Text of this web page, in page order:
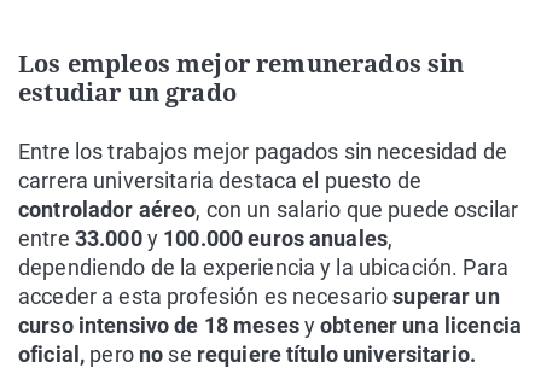
Los empleos mejor remunerados sin
estudiar un grado
Entre los trabajos mejor pagados sin necesidad de
carrera universitaria destaca el puesto de
controlador aéreo, con un salario que puede oscilar
entre 33.000y 100.000 eurosanuales,
dependiendo de la experiencia y la ubicación. Para
acceder a esta profesión es necesariosuperar un
curso intensivo de 18 mesesyobtener una licencia
oficial, pero no se requiere título universitario.